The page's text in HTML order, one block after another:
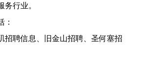
行业。
：
招聘信息、旧金山招聘、圣何塞招